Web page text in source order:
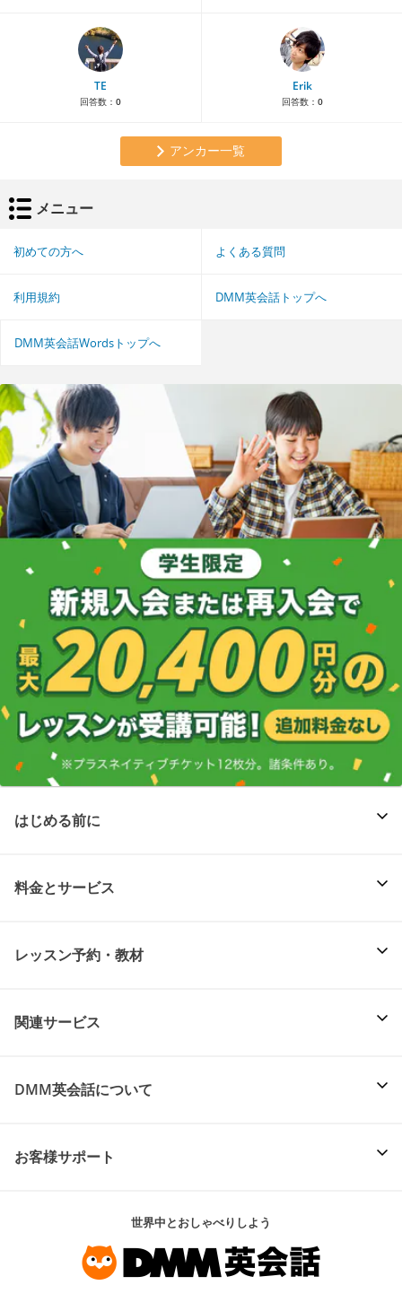
TE
回答数： 0
Erik
回答数： 0
アンカー一覧
メニュー
初めての方へ よくある質問
利用規約 DMM英会話トップへ
DMM英会話Wordsトップへ
はじめる前に
料金とサービス
レッスン予約・教材
関連サービス
DMM英会話について
お客様サポート
世界中とおしゃべりしよう